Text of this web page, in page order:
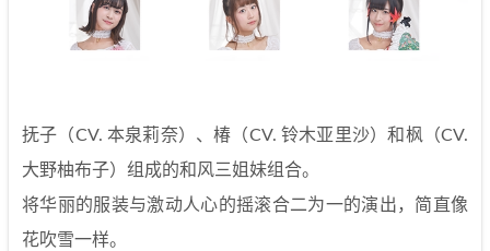
抚子（CV. 本泉莉奈）、椿（CV. 铃木亚里沙）和枫（CV.
大野柚布子）组成的和风三姐妹组合。
将华丽的服装与激动人心的摇滚合二为一的演出，简直像
花吹雪一样。